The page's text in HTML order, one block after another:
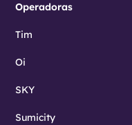
Operadoras
Tim
Oi
SKY
Sumicity